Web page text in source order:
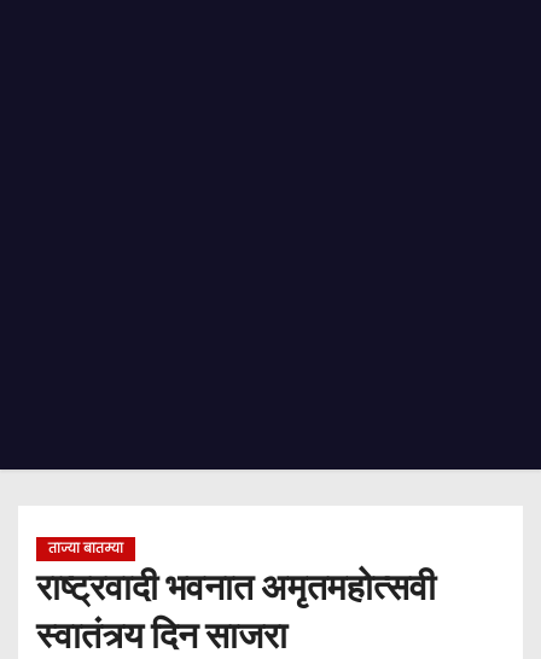
ताज्या बातम्या
राष्ट्रवादी भवनात अमृतमहोत्सवी
स्वातंत्र्य दिन साजरा